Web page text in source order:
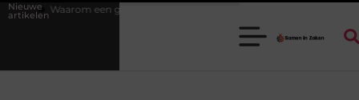
Nieuwe
artikelen
goede stukadoorgroothandel het werk van de stukadoor makkelijker